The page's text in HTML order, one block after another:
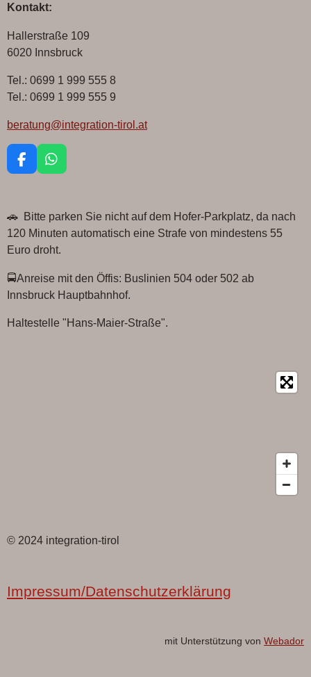
Kontakt:
Hallerstraße 109
6020 Innsbruck
Tel.: 0699 1 999 555 8
Tel.: 0699 1 999 555 9
beratung@integration-tirol.at
F
a
b
o
k
W
h
s
A
p
p
🚗 Bitte parken Sie nicht auf dem Hofer-Parkplatz, da nach
120 Minuten automatisch eine Strafe von mindestens 55
Euro droht.
🚍Anreise mit den Öffis: Buslinien 504 oder 502 ab
Innsbruck Hauptbahnhof.
Haltestelle "Hans-Maier-Straße".
© 2024 integration-tirol
Impressum/Datenschutzerklärung
mit Unterstützung von Webador